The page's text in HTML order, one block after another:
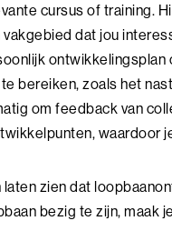
cursus of training.
vakgebied dat jou
ontwikkelingsplan
bereiken, zoals het
om feedback van
waardoor
zien dat
bezig te zijn, maak